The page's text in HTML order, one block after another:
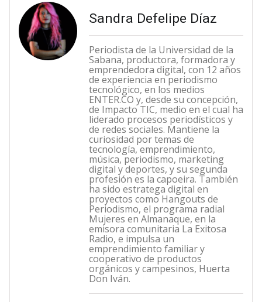
Sandra Defelipe Díaz
Periodista de la Universidad de la
Sabana, productora, formadora y
emprendedora digital, con 12 años
de experiencia en periodismo
tecnológico, en los medios
ENTER.CO y, desde su concepción,
de Impacto TIC, medio en el cual ha
liderado procesos periodísticos y
de redes sociales. Mantiene la
curiosidad por temas de
tecnología, emprendimiento,
música, periodismo, marketing
digital y deportes, y su segunda
profesión es la capoeira. También
ha sido estratega digital en
proyectos como Hangouts de
Periodismo, el programa radial
Mujeres en Almanaque, en la
emisora comunitaria La Exitosa
Radio, e impulsa un
emprendimiento familiar y
cooperativo de productos
orgánicos y campesinos, Huerta
Don Iván.